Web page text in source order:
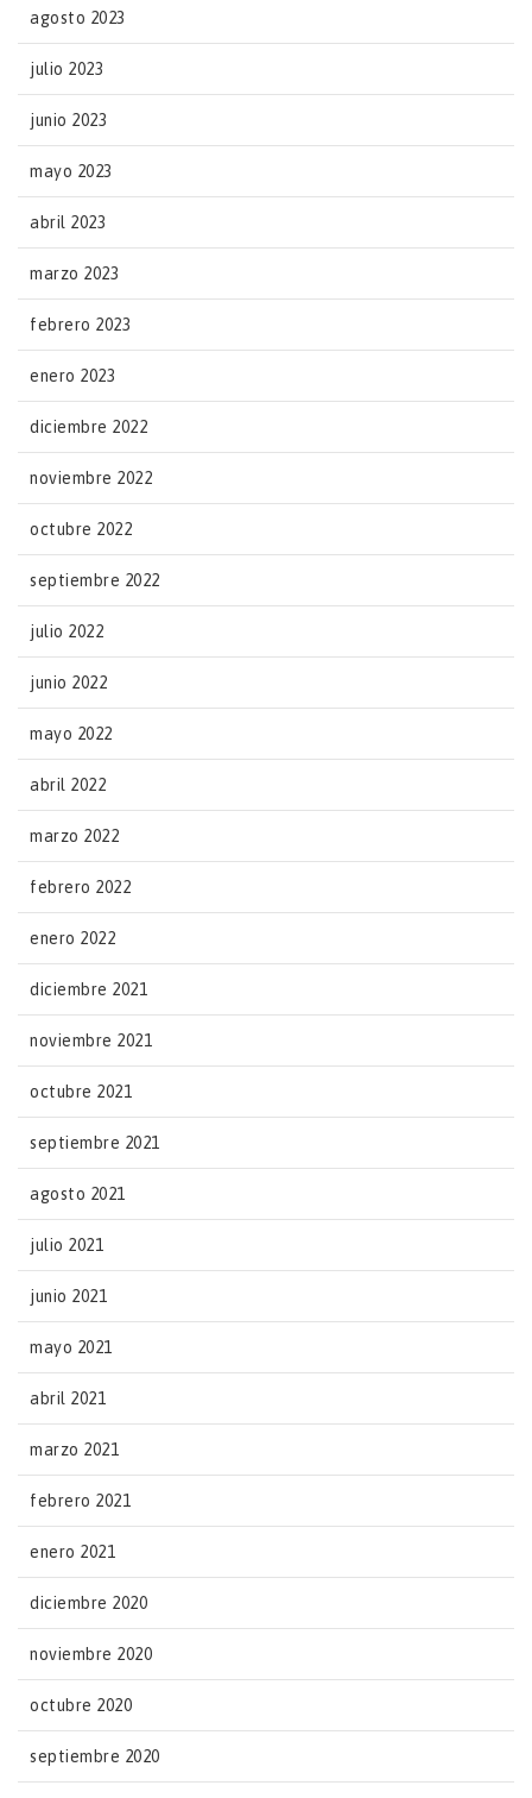
agosto 2023
julio 2023
junio 2023
mayo 2023
abril 2023
marzo 2023
febrero 2023
enero 2023
diciembre 2022
noviembre 2022
octubre 2022
septiembre 2022
julio 2022
junio 2022
mayo 2022
abril 2022
marzo 2022
febrero 2022
enero 2022
diciembre 2021
noviembre 2021
octubre 2021
septiembre 2021
agosto 2021
julio 2021
junio 2021
mayo 2021
abril 2021
marzo 2021
febrero 2021
enero 2021
diciembre 2020
noviembre 2020
octubre 2020
septiembre 2020